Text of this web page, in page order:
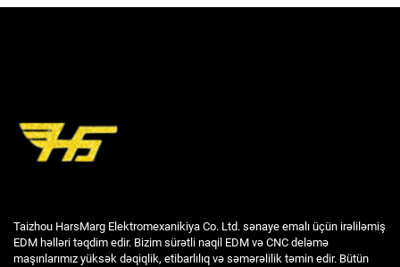
Taizhou HarsMarg Elektromexanikiya Co. Ltd. sənaye emalı üçün irəliləmiş
EDM həlləri təqdim edir. Bizim sürətli naqil EDM və CNC deləmə
maşınlarımız yüksək dəqiqlik, etibarlılıq və səmərəlilik təmin edir. Bütün